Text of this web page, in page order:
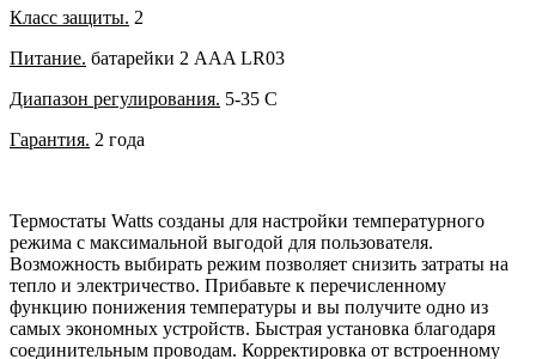
Класс защиты. 2
Питание. батарейки 2 AAA LR03
Диапазон регулирования. 5-35 С
Гарантия. 2 года
Термостаты Watts созданы для настройки температурного
режима с максимальной выгодой для пользователя.
Возможность выбирать режим позволяет снизить затраты на
тепло и электричество. Прибавьте к перечисленному
функцию понижения температуры и вы получите одно из
самых экономных устройств. Быстрая установка благодаря
соединительным проводам. Корректировка от встроенному